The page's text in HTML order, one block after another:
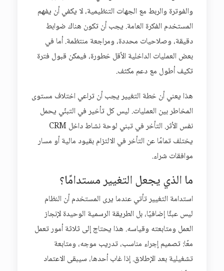
والفوترة والربط مع الجهات التنظيمية، لا يكفي أن يفهم
المستخدم الفكرة العامة. يجب أن تكون هناك ضوابط
دقيقة، وصلاحيات محددة، ومراجعة منتظمة. أما في
بعض العمليات الداخلية الأقل خطورة، فيمكن قبول فترة
تكيف أطول مع دعم مكثف.
هذا يعني أن خطة التغيير يجب أن تراعي اختلاف مستوى
المخاطر بين العمليات. ليس كل تأخير في التبنّي يحمل
نفس الأثر. التأخر في تبني لوحة نشاط داخل CRM
يختلف تمامًا عن التأخر في الالتزام بقيود مالية أو مسار
موافقات شراء.
ما الذي يجعل التغيير مستدامًا؟
استدامة التغيير تأتي عندما يرى المستخدم أن النظام
ليس عبئًا إضافيًا، بل الطريقة الرسمية الوحيدة لإنجاز
العمل ومتابعته وقياسه. هذا يحتاج إلى ثلاثة أمور تعمل
معًا: تصميم إجراء مناسب، تدريب موجه، ومتابعة
تشغيلية بعد الإطلاق. إذا غاب أحدها، سيبقى الاعتماد